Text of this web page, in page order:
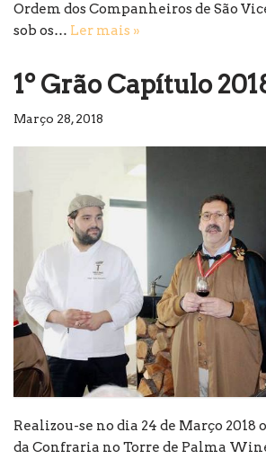
Ordem dos Companheiros de São
sob os… Ler mais »
1º Grão Capítulo
Março 28, 2018
Realizou-se no dia 24 de Março 2018
da Confraria no Torre de Palma